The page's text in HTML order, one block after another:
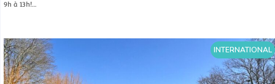
9h à 13h!…
INTERNATIONAL